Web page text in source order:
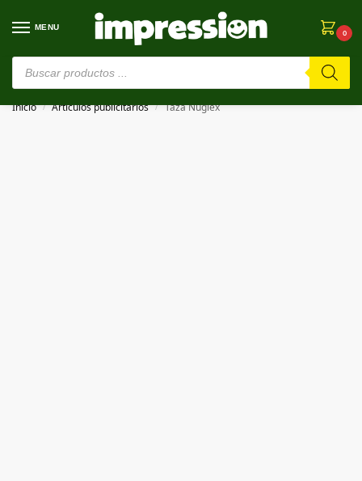
MENU
0
⚠️ Estamos en pruebas. Si algo falla, ¡Perdón!⚠️
Inicio / Artículos publicitarios / Taza Nuglex